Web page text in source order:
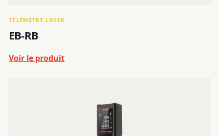
TÉLÉMÈTRE LASER
EB-RB
Voir le produit